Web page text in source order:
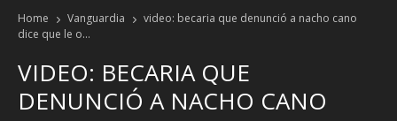
Home Vanguardia
video: becaria que denunció a nacho cano
dice que le o...
VIDEO: BECARIA QUE
DENUNCIÓ A NACHO CANO